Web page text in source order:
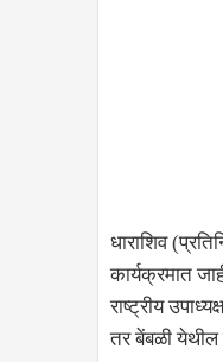
धाराशिव
कार्यक्रमात
राष्ट्रीय
तर बेंबळी येथील